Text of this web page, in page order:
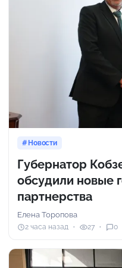
Новости
Губернатор
обсудили новые
партнерства
Елена Торопова
2 часа назад 27 0